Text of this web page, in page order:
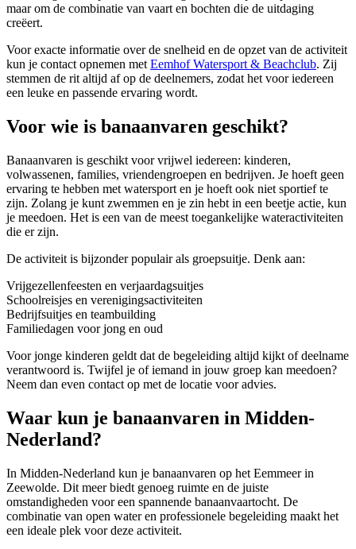
maar om de combinatie van vaart en bochten die de uitdaging
creëert.
Voor exacte informatie over de snelheid en de opzet van de activiteit
kun je contact opnemen met Eemhof Watersport & Beachclub. Zij
stemmen de rit altijd af op de deelnemers, zodat het voor iedereen
een leuke en passende ervaring wordt.
Voor wie is banaanvaren geschikt?
Banaanvaren is geschikt voor vrijwel iedereen: kinderen,
volwassenen, families, vriendengroepen en bedrijven. Je hoeft geen
ervaring te hebben met watersport en je hoeft ook niet sportief te
zijn. Zolang je kunt zwemmen en je zin hebt in een beetje actie, kun
je meedoen. Het is een van de meest toegankelijke wateractiviteiten
die er zijn.
De activiteit is bijzonder populair als groepsuitje. Denk aan:
Vrijgezellenfeesten en verjaardagsuitjes
Schoolreisjes en verenigingsactiviteiten
Bedrijfsuitjes en teambuilding
Familiedagen voor jong en oud
Voor jonge kinderen geldt dat de begeleiding altijd kijkt of deelname
verantwoord is. Twijfel je of iemand in jouw groep kan meedoen?
Neem dan even contact op met de locatie voor advies.
Waar kun je banaanvaren in Midden-
Nederland?
In Midden-Nederland kun je banaanvaren op het Eemmeer in
Zeewolde. Dit meer biedt genoeg ruimte en de juiste
omstandigheden voor een spannende banaanvaartocht. De
combinatie van open water en professionele begeleiding maakt het
een ideale plek voor deze activiteit.